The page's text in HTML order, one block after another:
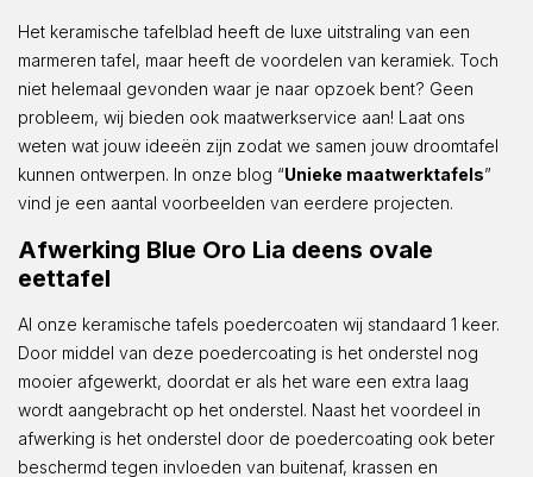
Het keramische tafelblad heeft de luxe uitstraling van een
marmeren tafel, maar heeft de voordelen van keramiek. Toch
niet helemaal gevonden waar je naar opzoek bent? Geen
probleem, wij bieden ook maatwerkservice aan! Laat ons
weten wat jouw ideeën zijn zodat we samen jouw droomtafel
kunnen ontwerpen. In onze blog “Unieke maatwerktafels”
vind je een aantal voorbeelden van eerdere projecten.
Afwerking Blue Oro Lia deens ovale
eettafel
Al onze keramische tafels poedercoaten wij standaard 1 keer.
Door middel van deze poedercoating is het onderstel nog
mooier afgewerkt, doordat er als het ware een extra laag
wordt aangebracht op het onderstel. Naast het voordeel in
afwerking is het onderstel door de poedercoating ook beter
beschermd tegen invloeden van buitenaf, krassen en